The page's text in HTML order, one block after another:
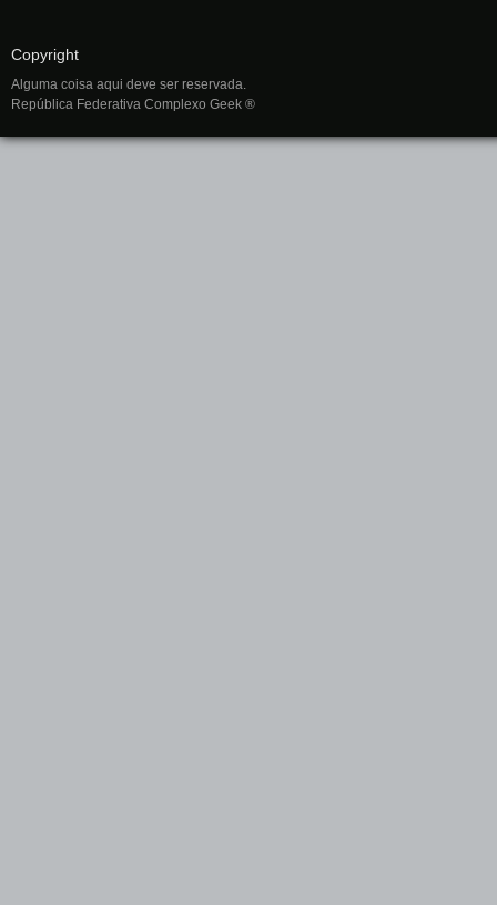
Copyright
Alguma coisa aqui deve ser reservada.
República Federativa Complexo Geek ®